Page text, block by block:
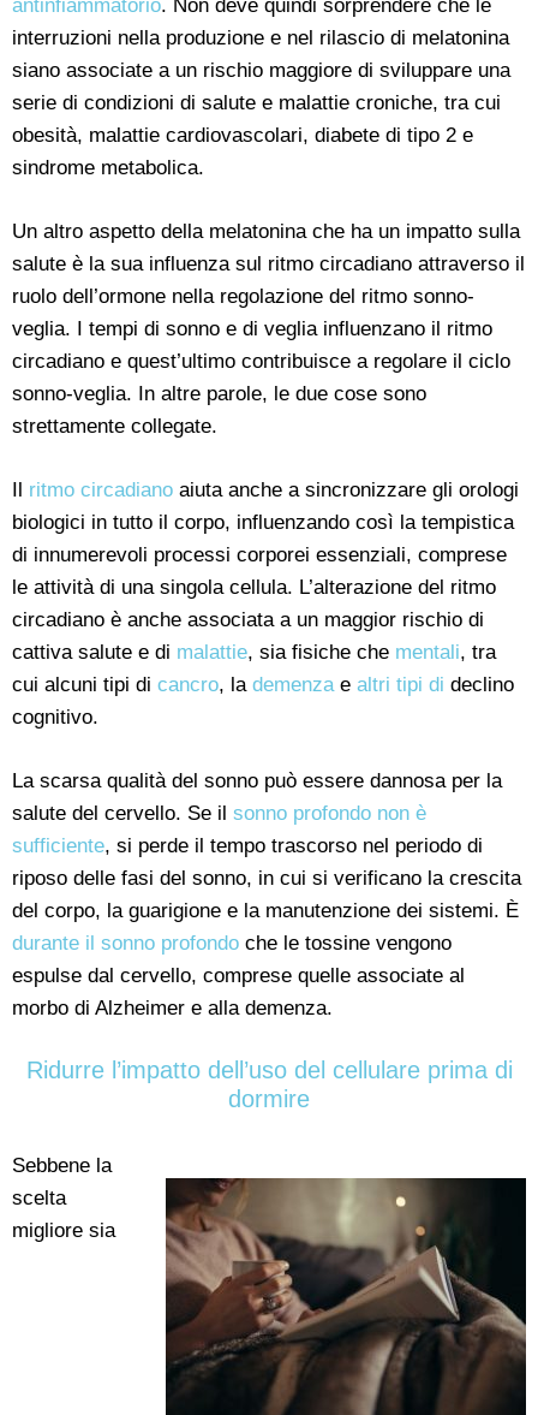
antinfiammatorio. Non deve quindi sorprendere che le
interruzioni nella produzione e nel rilascio di melatonina
siano associate a un rischio maggiore di sviluppare una
serie di condizioni di salute e malattie croniche, tra cui
obesità, malattie cardiovascolari, diabete di tipo 2 e
sindrome metabolica.
Un altro aspetto della melatonina che ha un impatto sulla
salute è la sua influenza sul ritmo circadiano attraverso il
ruolo dell’ormone nella regolazione del ritmo sonno-
veglia. I tempi di sonno e di veglia influenzano il ritmo
circadiano e quest’ultimo contribuisce a regolare il ciclo
sonno-veglia. In altre parole, le due cose sono
strettamente collegate.
Il ritmo circadiano aiuta anche a sincronizzare gli orologi
biologici in tutto il corpo, influenzando così la tempistica
di innumerevoli processi corporei essenziali, comprese
le attività di una singola cellula. L’alterazione del ritmo
circadiano è anche associata a un maggior rischio di
cattiva salute e di malattie, sia fisiche che mentali, tra
cui alcuni tipi di cancro, la demenzae altri tipi di declino
cognitivo.
La scarsa qualità del sonno può essere dannosa per la
salute del cervello. Se il sonno profondo non è
sufficiente, si perde il tempo trascorso nel periodo di
riposo delle fasi del sonno, in cui si verificano la crescita
del corpo, la guarigione e la manutenzione dei sistemi. È
durante il sonno profondo che le tossine vengono
espulse dal cervello, comprese quelle associate al
morbo di Alzheimer e alla demenza.
Ridurre l’impatto dell’uso del cellulare prima di
dormire
Sebbene la
scelta
migliore sia